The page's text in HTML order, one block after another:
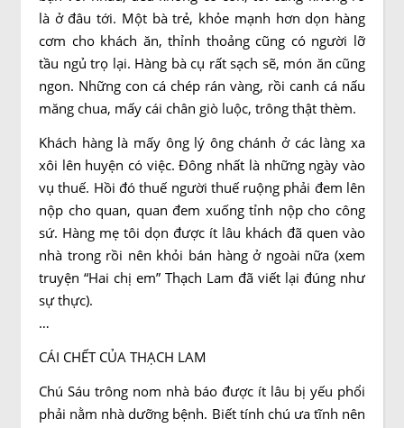
là ở đâu tới. Một bà trẻ, khỏe mạnh hơn dọn hàng
cơm cho khách ăn, thỉnh thoảng cũng có người lỡ
tầu ngủ trọ lại. Hàng bà cụ rất sạch sẽ, món ăn cũng
ngon. Những con cá chép rán vàng, rồi canh cá nấu
măng chua, mấy cái chân giò luộc, trông thật thèm.
Khách hàng là mấy ông lý ông chánh ở các làng xa
xôi lên huyện có việc. Đông nhất là những ngày vào
vụ thuế. Hồi đó thuế người thuế ruộng phải đem lên
nộp cho quan, quan đem xuống tỉnh nộp cho công
sứ. Hàng mẹ tôi dọn được ít lâu khách đã quen vào
nhà trong rồi nên khỏi bán hàng ở ngoài nữa (xem
truyện “Hai chị em” Thạch Lam đã viết lại đúng như
sự thực).
…
CÁI CHẾT CỦA THẠCH LAM
Chú Sáu trông nom nhà báo được ít lâu bị yếu phổi
phải nằm nhà dưỡng bệnh. Biết tính chú ưa tĩnh nên